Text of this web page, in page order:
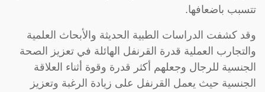
تتسبب باضعافها.
وقد كشفت الدراسات الطبية الحديثة والأبحاث العلمية
والتجارب العملية قدرة القرنفل الهائلة في تعزيز الصحة
الجنسية للرجال وجعلهم أكثر قدرة وقوة أثناء العلاقة
الجنسية حيث يعمل القرنفل على زيادة الرغبة وتعزيز